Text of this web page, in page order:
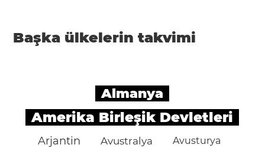
Başka ülkelerin takvimi
Almanya
Amerika Birleşik Devletleri
Arjantin Avustralya Avusturya